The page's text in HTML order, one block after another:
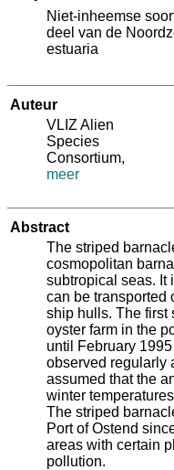
Niet-inheemse
deel van de
estuaria
Auteur
VLIZ Alien
Species
Consortium,
meer
Abstract
The striped
cosmopolitan
subtropical seas. It
can be transported
ship hulls. The first
oyster farm in the
until February
observed regularly
assumed that the
winter
The striped
Port of Ostend
areas with certain
pollution.